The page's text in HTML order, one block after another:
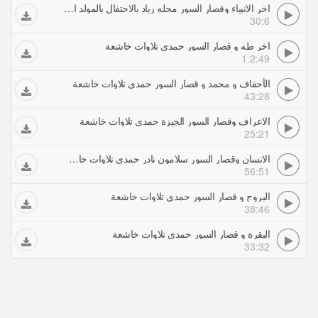
اخر الانبياء وقصار السور محله زياد بالاحتفال بالمولد النبوى الشريف حمدي تلاوات خاشعة
30:6
اخر طه و قصار السور حمدي تلاوات خاشعة
1:2:49
الأحقاف و محمد و قصار السور حمدي تلاوات خاشعة
43:28
الاعراف وقصار السور الجيزة حمدي تلاوات خاشعة
25:21
الانسان وقصار السور سلامون نادر حمدي تلاوات خاشعة
56:51
البروج و قصار السور حمدي تلاوات خاشعة
38:46
البقرة و قصار السور حمدي تلاوات خاشعة
33:32